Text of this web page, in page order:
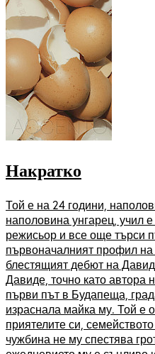
Накратко
Той е на 24 години,
наполовина унгарец, учил
режисьор и все още търси
първоначалният профил на
блестящият дебют на
Давиде, точно като автора
първи път в Будапеща,
израснала майка му. Той е
приятелите си,
чужбина не му спестява